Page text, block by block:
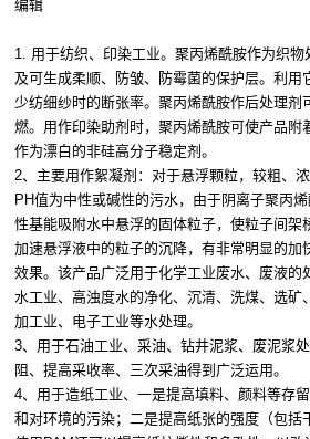
编辑
1. 用于纺织、印染工业。聚丙烯酰胺作为织
及可生成柔顺、防皱、防霉菌的保护层。利用
少纺细纱时的断张率。聚丙烯酰胺作后处理剂
燃。用作印染助剂时，聚丙烯酰胺可使产品附
作为漂白的非硅高分子稳定剂。
2、主要用作絮凝剂：对于悬浮颗粒，较粗、
PH值为中性或碱性的污水，由于阴离子聚丙
性基能吸附水中悬浮的固体粒子，使粒子间架
加速悬浮液中的粒子的沉降，有非常明显的加
效果。该产品广泛用于化学工业废水、废液的
水工业、高浊度水的净化、沉清、洗煤、选矿
加工业、电子工业等水处理。
3、用于石油工业、采油、钻井泥浆、废泥浆
阻、提高采收率、三次采油得到广泛运用。
4、用于造纸工业、一是提高填料、颜料等存
和对环境的污染；二是提高纸张的强度（包括